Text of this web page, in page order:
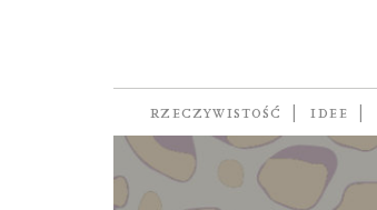
RZECZYWISTOŚĆ IDEE